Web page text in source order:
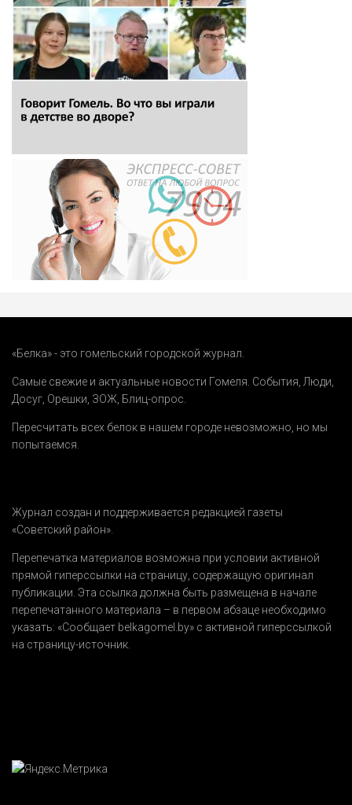
«Белка» - это гомельский городской журнал.
Самые свежие и актуальные новости Гомеля. События Люди
Досуг Орешки ЗОЖ Блиц-опрос
Пересчитать всех белок в нашем городе невозможно, но мы
попытаемся.
Журнал создан и поддерживается редакцией газеты
«Советский район».
Перепечатка материалов возможна при условии активной
прямой гиперссылки на страницу, содержащую оригинал
публикации. Эта ссылка должна быть размещена в начале
перепечатанного материала – в первом абзаце необходимо
указать: «Сообщает belkagomel.by» с активной гиперссылкой
на страницу-источник.